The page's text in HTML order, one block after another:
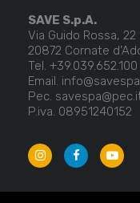
SAVE S.p.A.
Via Guido Rossa, 22
20872 Cornate
Tel. +39.039.652.100
Email.
Pec.
P.iva. 08951240152